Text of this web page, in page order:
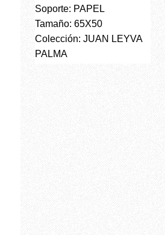
Soporte: PAPEL
Tamaño: 65X50
Colección: JUAN LEYVA
PALMA